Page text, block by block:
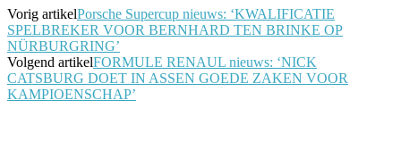
Vorig artikelPorsche Supercup nieuws: ‘KWALIFICATIE
SPELBREKER VOOR BERNHARD TEN BRINKE OP
NÜRBURGRING’
Volgend artikelFORMULE RENAUL nieuws: ‘NICK
CATSBURG DOET IN ASSEN GOEDE ZAKEN VOOR
KAMPIOENSCHAP’